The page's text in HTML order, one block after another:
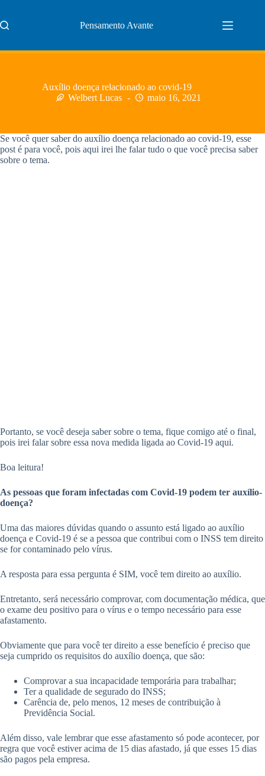
para
o
Pensamento Avante
Auxílio doença relacionado ao covid-19
Welbert Lucas
maio 16, 2021
Se você quer saber do auxílio doença relacionado ao covid-19, esse
post é para você, pois aqui irei lhe falar tudo o que você precisa saber
sobre o tema.
Portanto, se você deseja saber sobre o tema, fique comigo até o final,
pois irei falar sobre essa nova medida ligada ao Covid-19 aqui.
Boa leitura!
As pessoas que foram infectadas com Covid-19 podem ter auxílio-
doença?
Uma das maiores dúvidas quando o assunto está ligado ao auxílio
doença e Covid-19 é se a pessoa que contribui com o INSS tem direito
se for contaminado pelo vírus.
A resposta para essa pergunta é SIM, você tem direito ao auxílio.
Entretanto, será necessário comprovar, com documentação médica, que
o exame deu positivo para o vírus e o tempo necessário para esse
afastamento.
Obviamente que para você ter direito a esse benefício é preciso que
seja cumprido os requisitos do auxílio doença, que são:
Comprovar a sua incapacidade temporária para trabalhar;
Ter a qualidade de segurado do INSS;
Carência de, pelo menos, 12 meses de contribuição à
Previdência Social.
Além disso, vale lembrar que esse afastamento só pode acontecer, por
regra que você estiver acima de 15 dias afastado, já que esses 15 dias
são pagos pela empresa.